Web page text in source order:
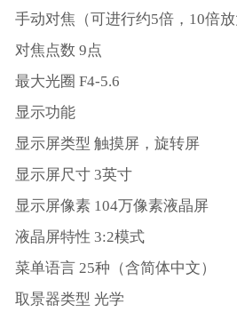
手动对焦（可进行约5倍，10倍放
对焦点数 9点
最大光圈 F4-5.6
显示功能
显示屏类型 触摸屏，旋转屏
显示屏尺寸 3英寸
显示屏像素 104万像素液晶屏
液晶屏特性 3:2模式
菜单语言 25种（含简体中文）
取景器类型 光学